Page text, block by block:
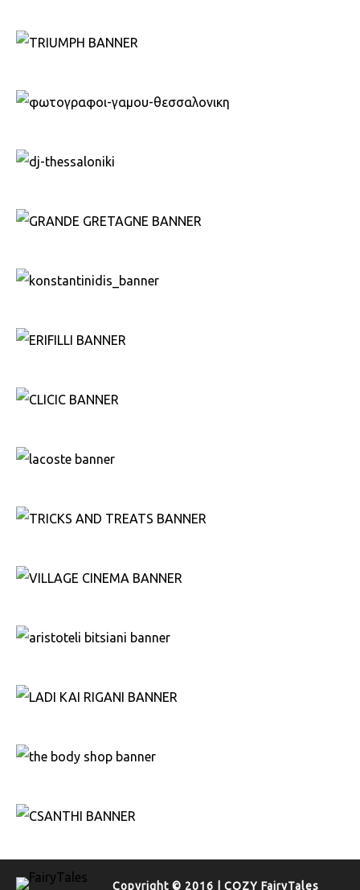
Copyright © 2016 | COZY FairyTales